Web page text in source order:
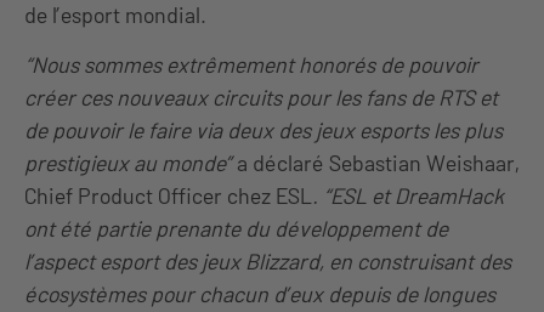
de l’esport mondial.
“Nous sommes extrêmement honorés de pouvoir
créer ces nouveaux circuits pour les fans de RTS et
de pouvoir le faire via deux des jeux esports les plus
prestigieux au monde”a déclaré Sebastian Weishaar,
Chief Product Officer chez ESL. “ESL et DreamHack
ont été partie prenante du développement de
l’aspect esport des jeux Blizzard, en construisant des
écosystèmes pour chacun d’eux depuis de longues